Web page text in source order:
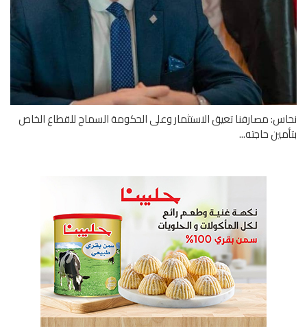
مصارفنا تعيق الاستثمار وعلى الحكومة السماح للقطاع الخاص
حاجته...